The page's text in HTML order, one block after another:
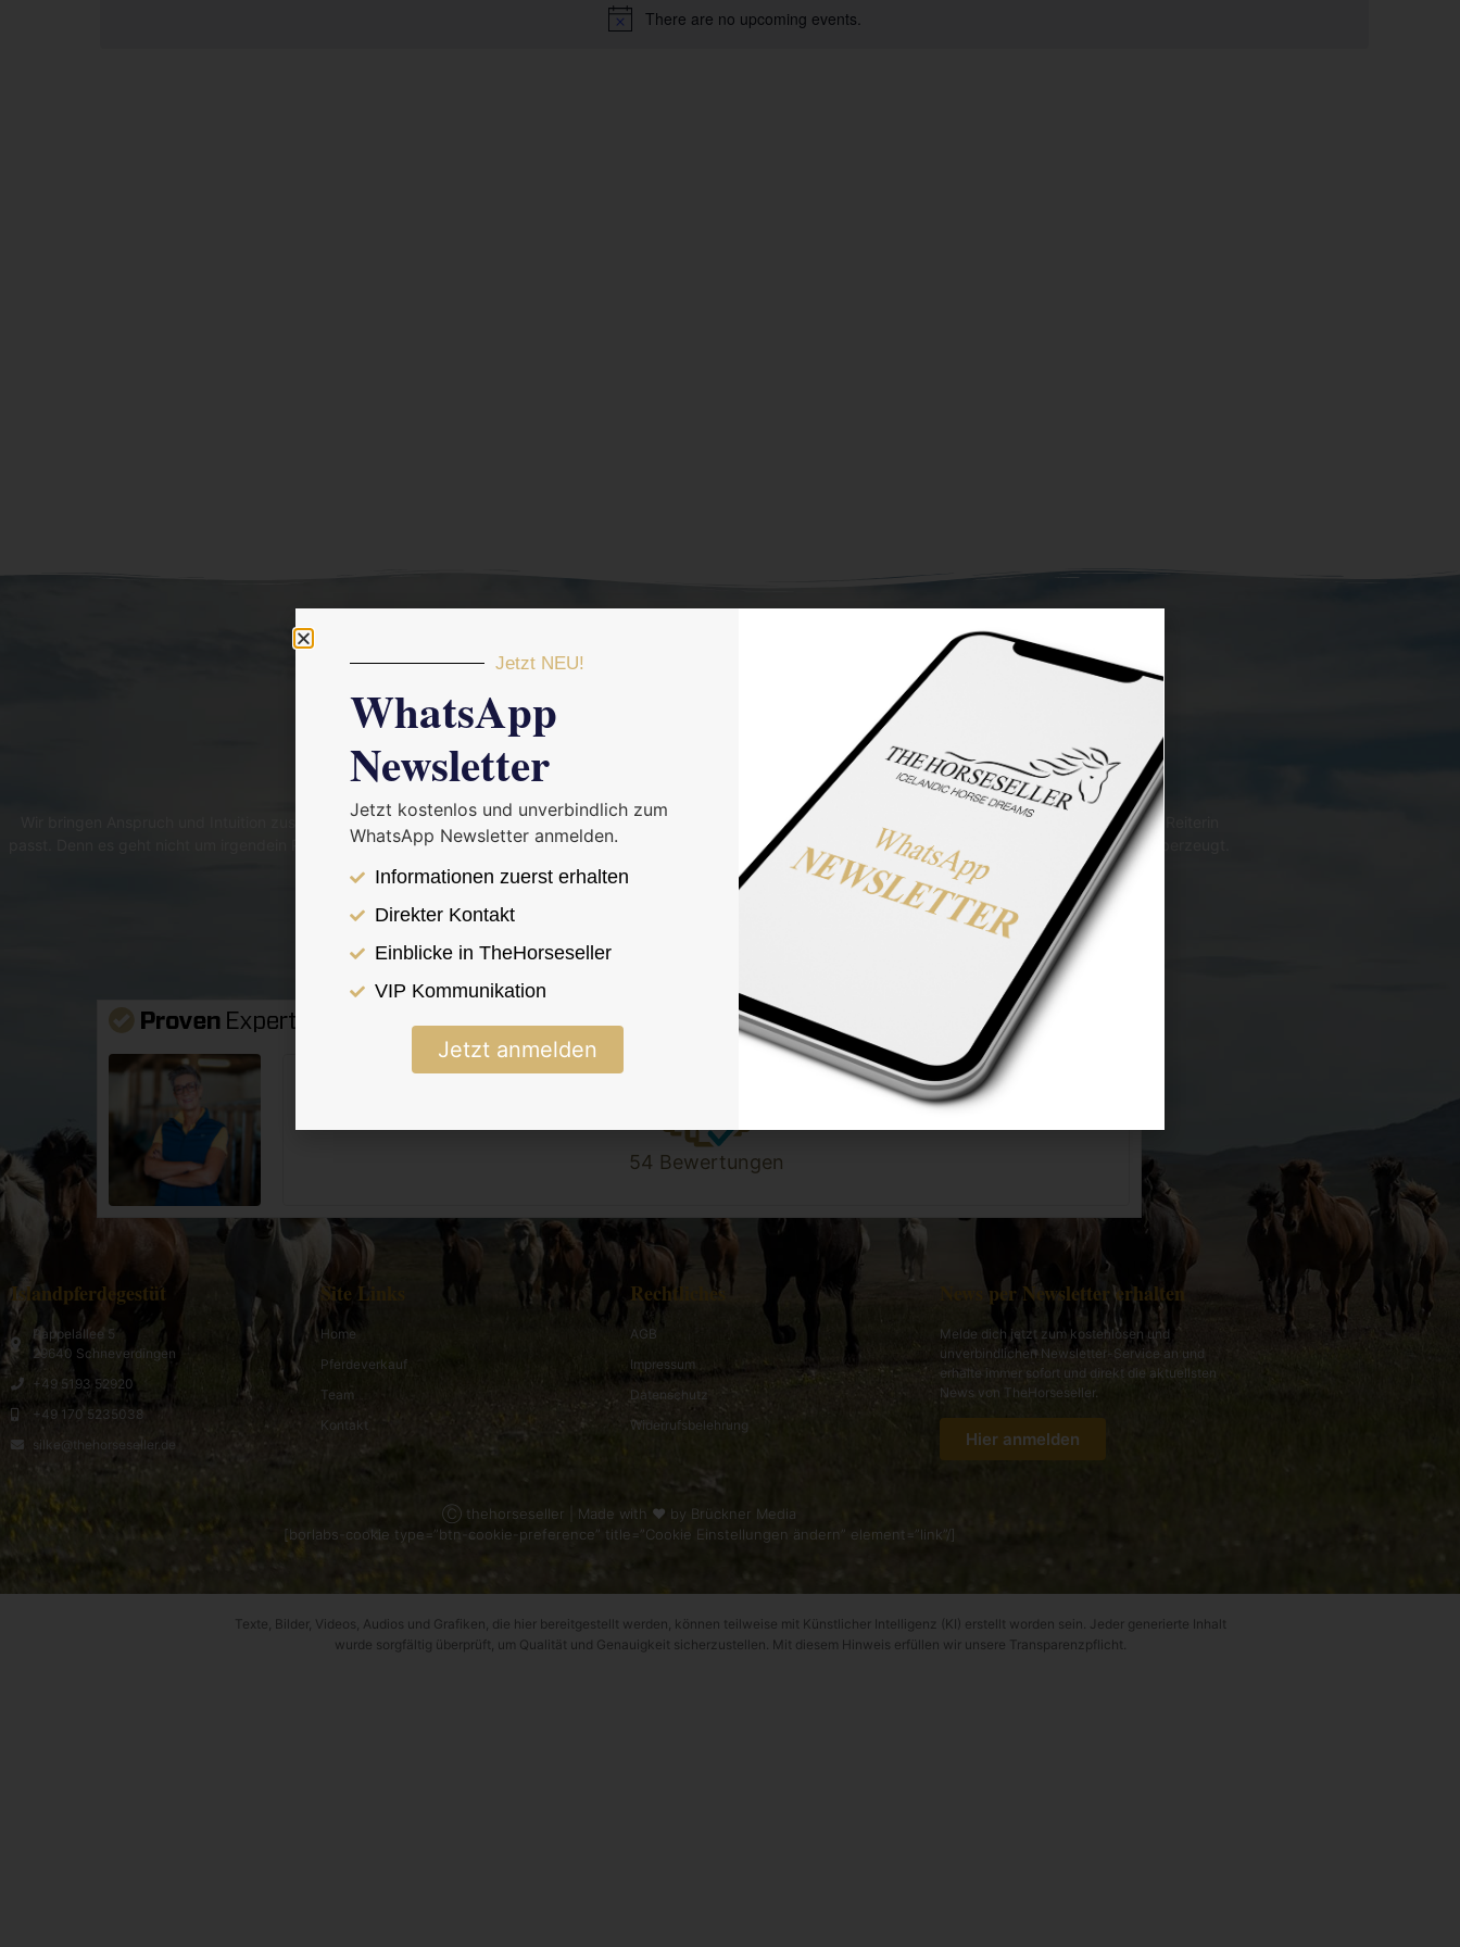
Notice
There are no upcoming events.
Pferde finden, die wirklich passen. Menschen begleiten, die wissen, was sie wollen.
Wir bringen Anspruch und Intuition zusammen: Mit Erfahrung, Menschenkenntnis und einem geschulten Blick für Qualität erkennen wir, welches Pferd zu welcher Reiterin
passt. Denn es geht nicht um irgendein Pferd. Es geht um dein Pferd – zuverlässig, charakterstark und bereit, dich zu tragen. Unser Ziel? Eine Entscheidung, die überzeugt.
Und ein Moment, in dem sich Blick und Vertrauen treffen.
Mehr Infos
54 Bewertungen
Islandpferdegestüt
Pappelallee 5
29640 Schneverdingen
+49 5193 52920
+49 170 5235038
silke@thehorseseller.de
Site Links
Home
Pferdeverkauf
Team
Kontakt
Rechtliches
AGB
Impressum
Datenschutz
Widerrufsbelehrung
News per Newsletter erhalten
Melde dich jetzt zum kostenlosen und
unverbindlichen Newsletter-Service an und
erhalte immer sofort und direkt die aktuellsten
News von TheHorseseller.
Hier anmelden
Ⓒ thehorseseller | Made with ❤ by Brückner Media
[borlabs-cookie type=”btn-cookie-preference” title=”Cookie Einstellungen ändern” element=”link”/]
Texte, Bilder, Videos, Audios und Grafiken, die hier bereitgestellt werden, können teilweise mit Künstlicher Intelligenz (KI) erstellt worden sein. Jeder generierte Inhalt
wurde sorgfältig überprüft, um Qualität und Genauigkeit sicherzustellen. Mit diesem Hinweis erfüllen wir unsere Transparenzpflicht.
Jetzt NEU!
WhatsApp
Newsletter
Jetzt kostenlos und unverbindlich zum
WhatsApp Newsletter anmelden.
Informationen zuerst erhalten
Direkter Kontakt
Einblicke in TheHorseseller
VIP Kommunikation
Jetzt anmelden